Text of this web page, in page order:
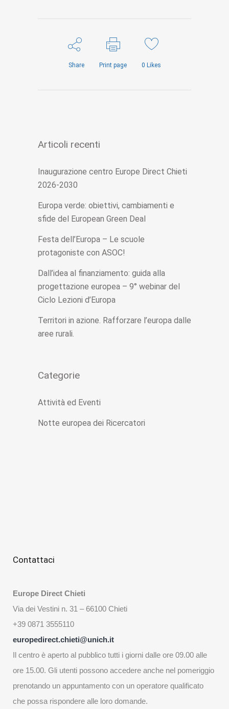
Share Print page 0 Likes
Articoli recenti
Inaugurazione centro Europe Direct Chieti
2026-2030
Europa verde: obiettivi, cambiamenti e
sfide del European Green Deal
Festa dell’Europa – Le scuole
protagoniste con ASOC!
Dall’idea al finanziamento: guida alla
progettazione europea – 9° webinar del
Ciclo Lezioni d’Europa
Territori in azione. Rafforzare l’europa dalle
aree rurali.
Categorie
Attività ed Eventi
Notte europea dei Ricercatori
Contattaci
Europe Direct Chieti
Via dei Vestini n. 31 – 66100 Chieti
+39 0871 3555110
europedirect.chieti@unich.it
Il centro è aperto al pubblico tutti i giorni dalle ore 09.00 alle
ore 15.00. Gli utenti possono accedere anche nel pomeriggio
prenotando un appuntamento con un operatore qualificato
che possa rispondere alle loro domande.